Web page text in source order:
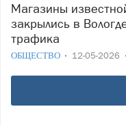
Магазины известной косметической сети
закрылись в
трафика
ОБЩЕСТВО 12-05-2026